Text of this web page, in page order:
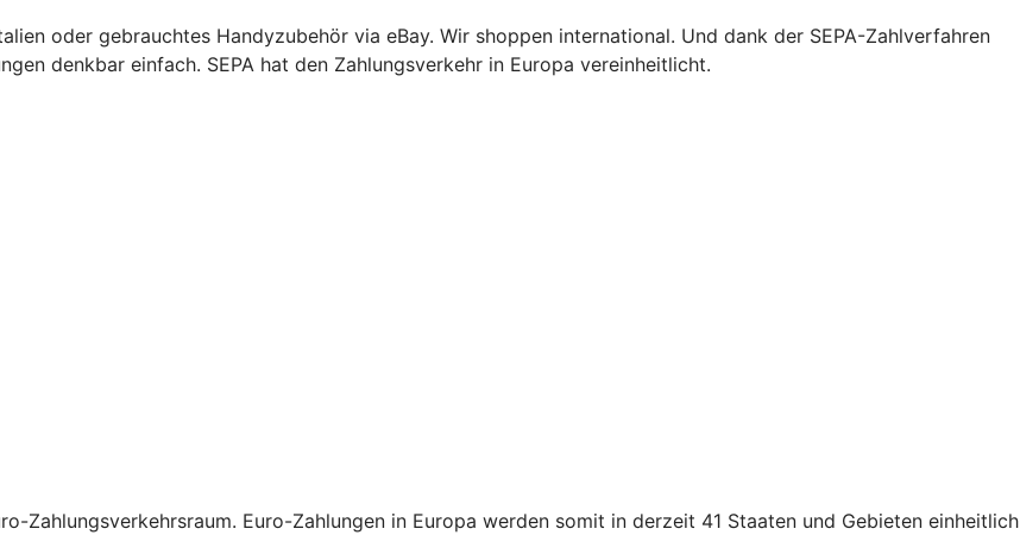
oder gebrauchtes Handyzubehör via eBay. Wir shoppen international. Und dank der SEPA-Zahlverfahren
denkbar einfach. SEPA hat den Zahlungsverkehr in Europa vereinheitlicht.
Zahlungsverkehrsraum. Euro-Zahlungen in Europa werden somit in derzeit 41 Staaten und Gebieten einheitlich